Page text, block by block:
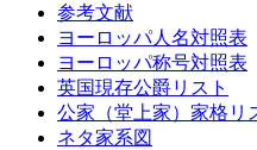
参考文献
ヨーロッパ人名対照表
ヨーロッパ称号対照表
英国現存公爵リスト
公家（堂上家）家格リ
ネタ家系図